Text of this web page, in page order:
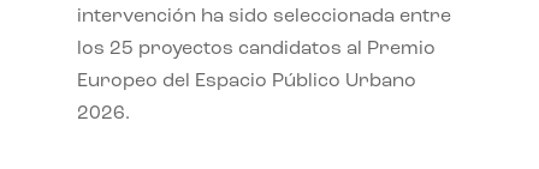
intervención ha sido seleccionada entre
los 25 proyectos candidatos al Premio
Europeo del Espacio Público Urbano
2026.